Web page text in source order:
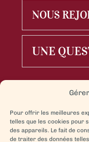
Pour offrir les meilleures
telles que les cookies pour
des appareils. Le fait de
de traiter des données
NOUS
UNE